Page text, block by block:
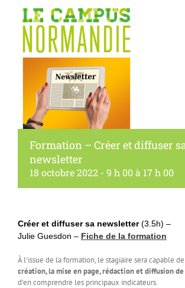
Formation – Créer et diffuser
newsletter
18 octobre 2022 - 9 h 00à 17 h 00
Créer et diffuser sa newsletter(3.5h) –
Julie Guesdon – Fiche de la formation
À l’issue de la formation, le stagiaire sera capable de
création, la mise en page, rédaction et diffusion
d’en comprendre les principaux indicateurs.